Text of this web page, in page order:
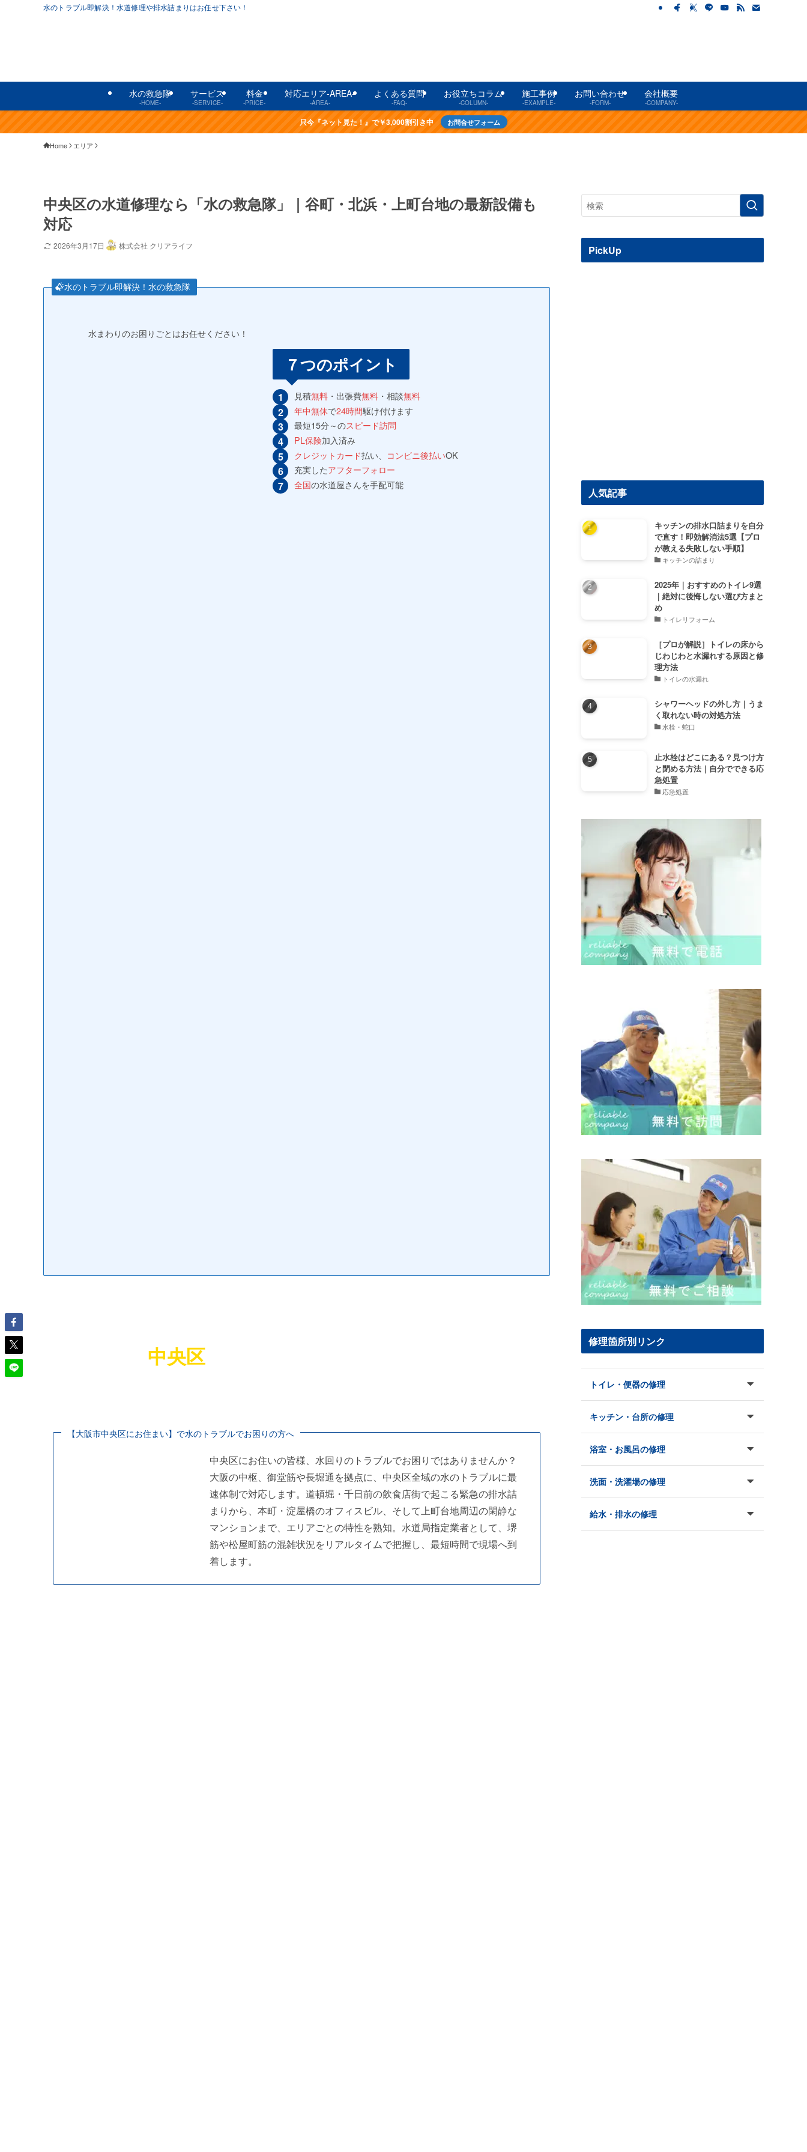
水のトラブル即解決！水道修理や排水詰まりはお任せ下さい！
水の救急隊
-HOME-
サービス
-SERVICE-
料金
-PRICE-
対応エリア-AREA-
-AREA-
よくある質問
-FAQ-
お役立ちコラム
-COLUMN-
施工事例
-EXAMPLE-
お問い合わせ
-FORM-
会社概要
-COMPANY-
只今『ネット見た！』で￥3,000割引き中 お問合せフォーム
Home エリア
中央区の水道修理なら「水の救急隊」｜谷町・北浜・上町台地の最新設備も
対応
2026年3月17日 株式会社 クリアライフ
水のトラブル即解決！水の救急隊
水まわりのお困りごとはお任せください！
７つのポイント
見積無料 ・出張費無料 ・相談無料
年中無休で24時間駆け付けます
最短15分～のスピード訪問
PL保険加入済み
クレジットカード払い、 コンビニ後払いOK
充実したアフターフォロー
全国の水道屋さんを手配可能
中央区
【大阪市中央区にお住まい】で水のトラブルでお困りの方へ
中央区にお住いの皆様、水回りのトラブルでお困りではありませんか？
大阪の中枢、御堂筋や長堀通を拠点に、中央区全域の水のトラブルに最
速体制で対応します。道頓堀・千日前の飲食店街で起こる緊急の排水詰
まりから、本町・淀屋橋のオフィスビル、そして上町台地周辺の閑静な
マンションまで、エリアごとの特性を熟知。水道局指定業者として、堺
筋や松屋町筋の混雑状況をリアルタイムで把握し、最短時間で現場へ到
着します。
PickUp
人気記事
キッチンの排水口詰まりを自分
で直す！即効解消法5選【プロ
が教える失敗しない手順】
キッチンの詰まり
2025年｜おすすめのトイレ9選
｜絶対に後悔しない選び方まと
め
トイレリフォーム
［プロが解説］トイレの床から
じわじわと水漏れする原因と修
理方法
トイレの水漏れ
シャワーヘッドの外し方｜うま
く取れない時の対処方法
水栓・蛇口
止水栓はどこにある？見つけ方
と閉める方法｜自分でできる応
急処置
応急処置
修理箇所別リンク
トイレ・便器の修理
キッチン・台所の修理
浴室・お風呂の修理
洗面・洗濯場の修理
給水・排水の修理